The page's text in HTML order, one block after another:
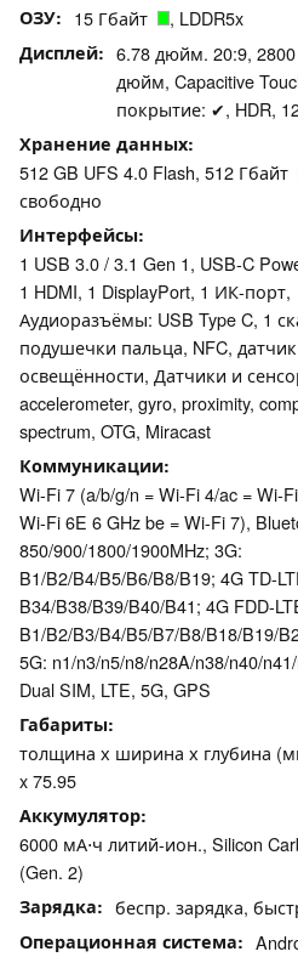
ОЗУ 15 Гбайт , LDDR5x
Дисплей
6.78 дюйм. 20:9,
дюйм, Capacitive
покрытие: ✔, HDR,
Хранение данных
512 GB UFS 4.0 Flash, 512 Гбайт
свободно
Интерфейсы
1 USB 3.0 / 3.1 Gen 1, USB-C
1 HDMI, 1 DisplayPort, 1 ИК-порт,
Аудиоразъёмы: USB Type C, 1
подушечки пальца, NFC, датчик
освещённости, Датчики и
accelerometer, gyro, proximity,
spectrum, OTG, Miracast
Коммуникации
Wi-Fi 7 (a/b/g/n = Wi-Fi 4/ac = Wi-
Wi-Fi 6E 6 GHz be = Wi-Fi 7),
850/900/1800/1900MHz; 3G:
B1/B2/B4/B5/B6/B8/B19; 4G TD-
B34/B38/B39/B40/B41; 4G FDD-
B1/B2/B3/B4/B5/B7/B8/B18/B19/
5G: n1/n3/n5/n8/n28A/n38/n40/
Dual SIM, LTE, 5G, GPS
Габариты
толщина х ширина х глубина
x 75.95
Аккумулятор
6000 мА⋅ч литий-ион., Silicon
(Gen. 2)
Зарядка беспр. зарядка,
Операционная система